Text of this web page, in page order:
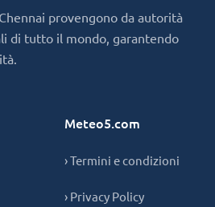
provengono da autorità
di tutto il mondo, garantendo
Meteo5.com
› Termini e condizioni
› Privacy Policy